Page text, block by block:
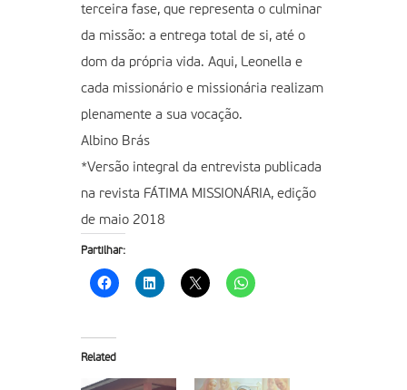
terceira fase, que representa o culminar
da missão: a entrega total de si, até o
dom da própria vida. Aqui, Leonella e
cada missionário e missionária realizam
plenamente a sua vocação.
Albino Brás
*Versão integral da entrevista publicada
na revista FÁTIMA MISSIONÁRIA, edição
de maio 2018
Partilhar:
Related